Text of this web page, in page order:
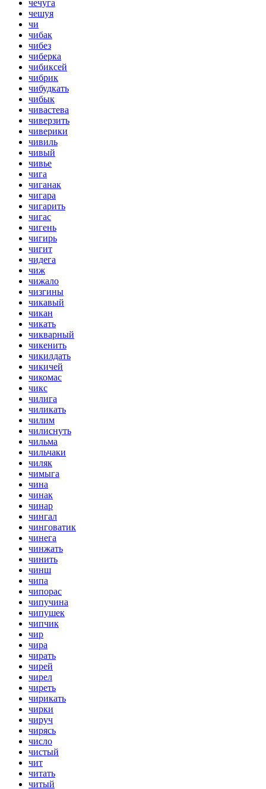
чечуга
чешуя
чи
чибак
чибез
чиберка
чибиксей
чибрик
чибудкать
чибык
чивастева
чиверзить
чиверики
чивиль
чивый
чивье
чига
чиганак
чигара
чигарить
чигас
чигень
чигирь
чигит
чидега
чиж
чижало
чизгины
чикавый
чикан
чикать
чикварный
чикенить
чикилдать
чикичей
чикомас
чикс
чилига
чиликать
чилим
чилиснуть
чильма
чильчаки
чиляк
чимыга
чина
чинак
чинар
чингал
чинговатик
чинега
чинжать
чинить
чинш
чипа
чипорас
чипучина
чипушек
чипчик
чир
чира
чирать
чирей
чирел
чиреть
чирикать
чирки
чируч
чирясь
число
чистый
чит
читать
читый